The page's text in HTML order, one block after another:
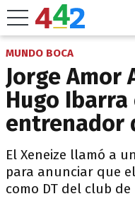
MUNDO BOCA
Jorge Amor
Hugo
entrenador
El Xeneize llamó a
para anunciar que
como DT del club de